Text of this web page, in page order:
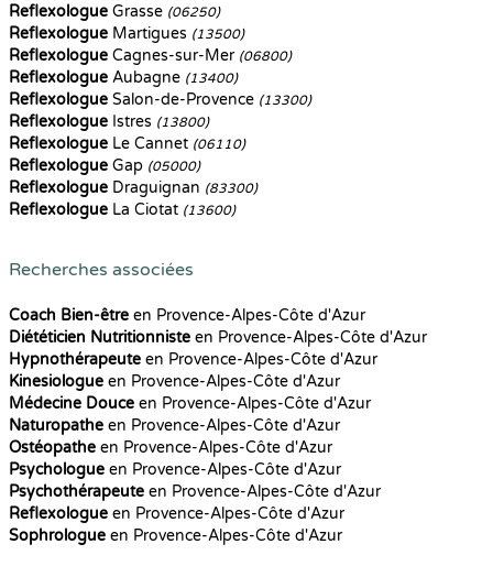
Reflexologue Grasse (06250)
Reflexologue Martigues (13500)
Reflexologue Cagnes-sur-Mer (06800)
Reflexologue Aubagne (13400)
Reflexologue Salon-de-Provence (13300)
Reflexologue Istres (13800)
Reflexologue Le Cannet (06110)
Reflexologue Gap (05000)
Reflexologue Draguignan (83300)
Reflexologue La Ciotat (13600)
Recherches associées
Coach Bien-être en Provence-Alpes-Côte d'Azur
Diététicien Nutritionniste en Provence-Alpes-Côte d'Azur
Hypnothérapeute en Provence-Alpes-Côte d'Azur
Kinesiologue en Provence-Alpes-Côte d'Azur
Médecine Douce en Provence-Alpes-Côte d'Azur
Naturopathe en Provence-Alpes-Côte d'Azur
Ostéopathe en Provence-Alpes-Côte d'Azur
Psychologue en Provence-Alpes-Côte d'Azur
Psychothérapeute en Provence-Alpes-Côte d'Azur
Reflexologue en Provence-Alpes-Côte d'Azur
Sophrologue en Provence-Alpes-Côte d'Azur